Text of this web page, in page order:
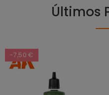
Últimos
-7,50 €